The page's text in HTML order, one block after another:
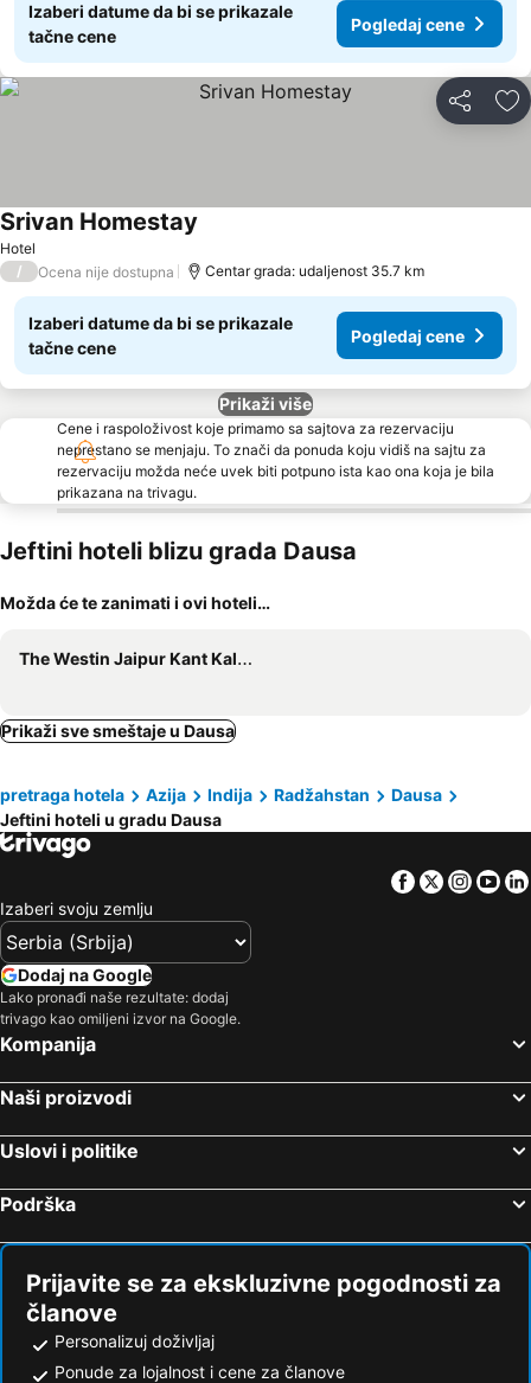
Izaberi datume da bi se prikazale
tačne cene
Pogledaj cene
Deli
Hotel
Srivan Homestay
/ Ocena nije dostupna Centar grada: udaljenost 35.7 km
Izaberi datume da bi se prikazale
tačne cene
Pogledaj cene
Prikaži više
Cene i raspoloživost koje primamo sa sajtova za rezervaciju
neprestano se menjaju. To znači da ponuda koju vidiš na sajtu za
rezervaciju možda neće uvek biti potpuno ista kao ona koja je bila
prikazana na trivagu.
Jeftini hoteli blizu grada Dausa
Možda će te zanimati i ovi hoteli…
The Westin Jaipur Kant Kalwar Resort and Spa
Prikaži sve smeštaje u Dausa
pretraga hotela Azija Indija Radžahstan
Dausa
Jeftini hoteli u gradu Dausa
Facebook
Twitter
Izaberi svoju zemlju
Dodaj na Google
Lako pronađi naše rezultate: dodaj
trivago kao omiljeni izvor na Google.
Kompanija
Naši proizvodi
Uslovi i politike
Podrška
Prijavite se za ekskluzivne pogodnosti za
članove
Personalizuj doživljaj
Ponude za lojalnost i cene za članove